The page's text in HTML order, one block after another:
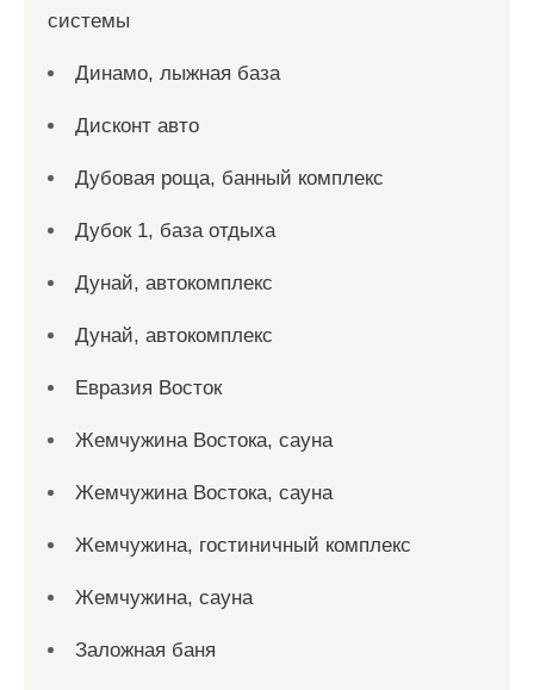
системы
Динамо, лыжная база
Дисконт авто
Дубовая роща, банный комплекс
Дубок 1, база отдыха
Дунай, автокомплекс
Дунай, автокомплекс
Евразия Восток
Жемчужина Востока, сауна
Жемчужина Востока, сауна
Жемчужина, гостиничный комплекс
Жемчужина, сауна
Заложная баня